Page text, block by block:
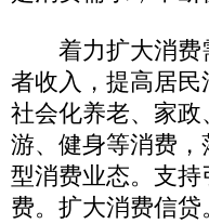
着力扩大消费
者收入，提高居
社会化养老、家
游、健身等消费
型消费业态。支
费。扩大消费信